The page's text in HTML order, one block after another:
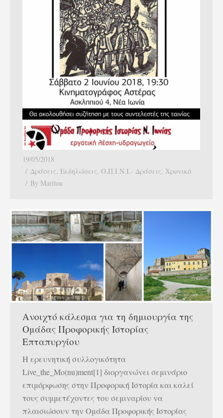
19/05/2018
Δράσεις, Εκδηλώσεις, Ο.Π.Ι.Ν.Ι.- Δράσεις, Χρονικό
By Marilou
Ανοιχτό κάλεσμα για τη δημιουργία της
Ομάδας Προφορικής Ιστορίας
Επταπυργίου
Η ερευνητική συλλογικότητα
Live_the_Mo(nu)ment[1] διοργανώνει σεμινάριο
επιμόρφωσης στην Προφορική Ιστορία και καλεί
τους συμμετέχοντες του σεμιναρίου να
πλαισιώσουν την Ομάδα Προφορικής Ιστορίας